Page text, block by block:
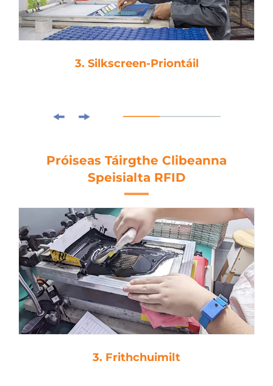
3. Silkscreen-Priontáil
Próiseas Táirgthe Clibeanna
Speisialta RFID
3. Frithchuimilt